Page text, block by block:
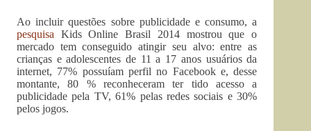
Ao incluir questões sobre publicidade e consumo, a
pesquisa Kids Online Brasil 2014 mostrou que o
mercado tem conseguido atingir seu alvo: entre as
crianças e adolescentes de 11 a 17 anos usuários da
internet, 77% possuíam perfil no Facebook e, desse
montante, 80 % reconheceram ter tido acesso a
publicidade pela TV, 61% pelas redes sociais e 30%
pelos jogos.